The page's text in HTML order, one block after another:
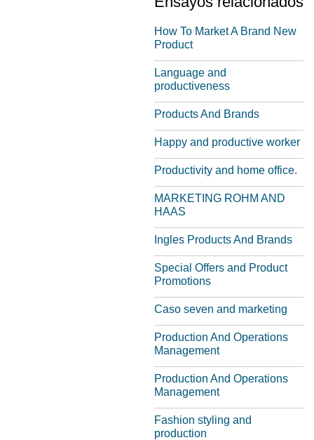
How To Market A Brand New
Product
Language and
productiveness
Products And Brands
Happy and productive worker
Productivity and home office.
MARKETING ROHM AND
HAAS
Ingles Products And Brands
Special Offers and Product
Promotions
Caso seven and marketing
Production And Operations
Management
Production And Operations
Management
Fashion styling and
production